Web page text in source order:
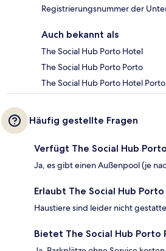
Registrierungsnummer der
Auch bekannt als
The Social Hub Porto Hotel
The Social Hub Porto Porto
The Social Hub Porto Hotel Porto
Häufig gestellte Fragen
Verfügt The Social Hub
Ja, es gibt einen Außenpool (je
Erlaubt The Social Hub
Haustiere sind leider nicht
Bietet The Social Hub Porto